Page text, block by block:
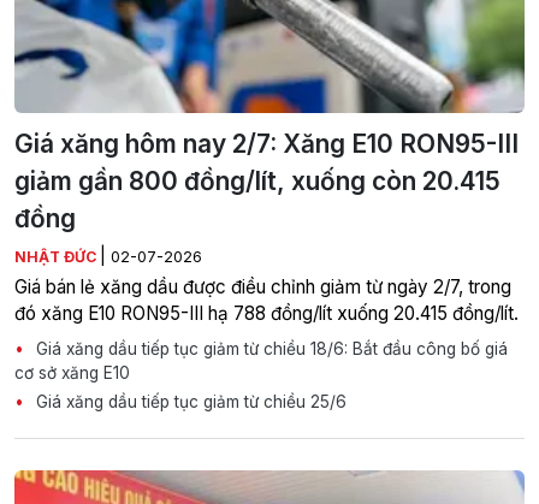
Giá xăng hôm nay 2/7: Xăng E10 RON95-III
giảm gần 800 đồng/lít, xuống còn 20.415
đồng
NHẬT ĐỨC 02-07-2026
Giá bán lẻ xăng dầu được điều chỉnh giảm từ ngày 2/7, trong
đó xăng E10 RON95-III hạ 788 đồng/lít xuống 20.415 đồng/lít.
Giá xăng dầu tiếp tục giảm từ chiều 18/6: Bắt đầu công bố giá
cơ sở xăng E10
Giá xăng dầu tiếp tục giảm từ chiều 25/6